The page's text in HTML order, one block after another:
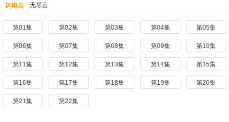
闪电云 无尽云
第01集 第02集 第03集 第04集 第05集
第06集 第07集 第08集 第09集 第10集
第11集 第12集 第13集 第14集 第15集
第16集 第17集 第18集 第19集 第20集
第21集 第22集